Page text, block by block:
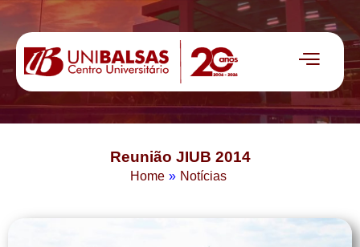
Reunião JIUB 2014
Home » Notícias